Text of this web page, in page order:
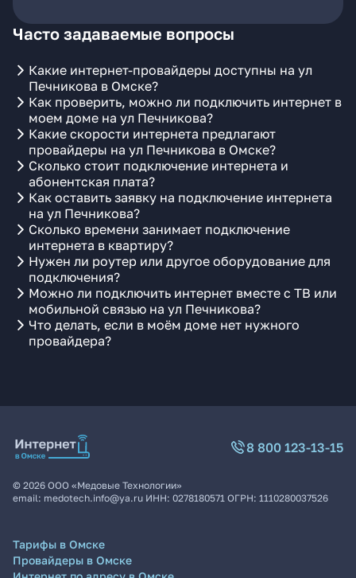
Часто задаваемые вопросы
Какие интернет-провайдеры доступны на ул
Печникова в Омске?
Как проверить, можно ли подключить интернет в
моем доме на ул Печникова?
Какие скорости интернета предлагают
провайдеры на ул Печникова в Омске?
Сколько стоит подключение интернета и
абонентская плата?
Как оставить заявку на подключение интернета
на ул Печникова?
Сколько времени занимает подключение
интернета в квартиру?
Нужен ли роутер или другое оборудование для
подключения?
Можно ли подключить интернет вместе с ТВ или
мобильной связью на ул Печникова?
Что делать, если в моём доме нет нужного
провайдера?
8 800 123-13-15
© 2026 ООО «Медовые Технологии»
email: medotech.info@ya.ru ИНН: 0278180571 ОГРН: 1110280037526
Тарифы в Омске
Провайдеры в Омске